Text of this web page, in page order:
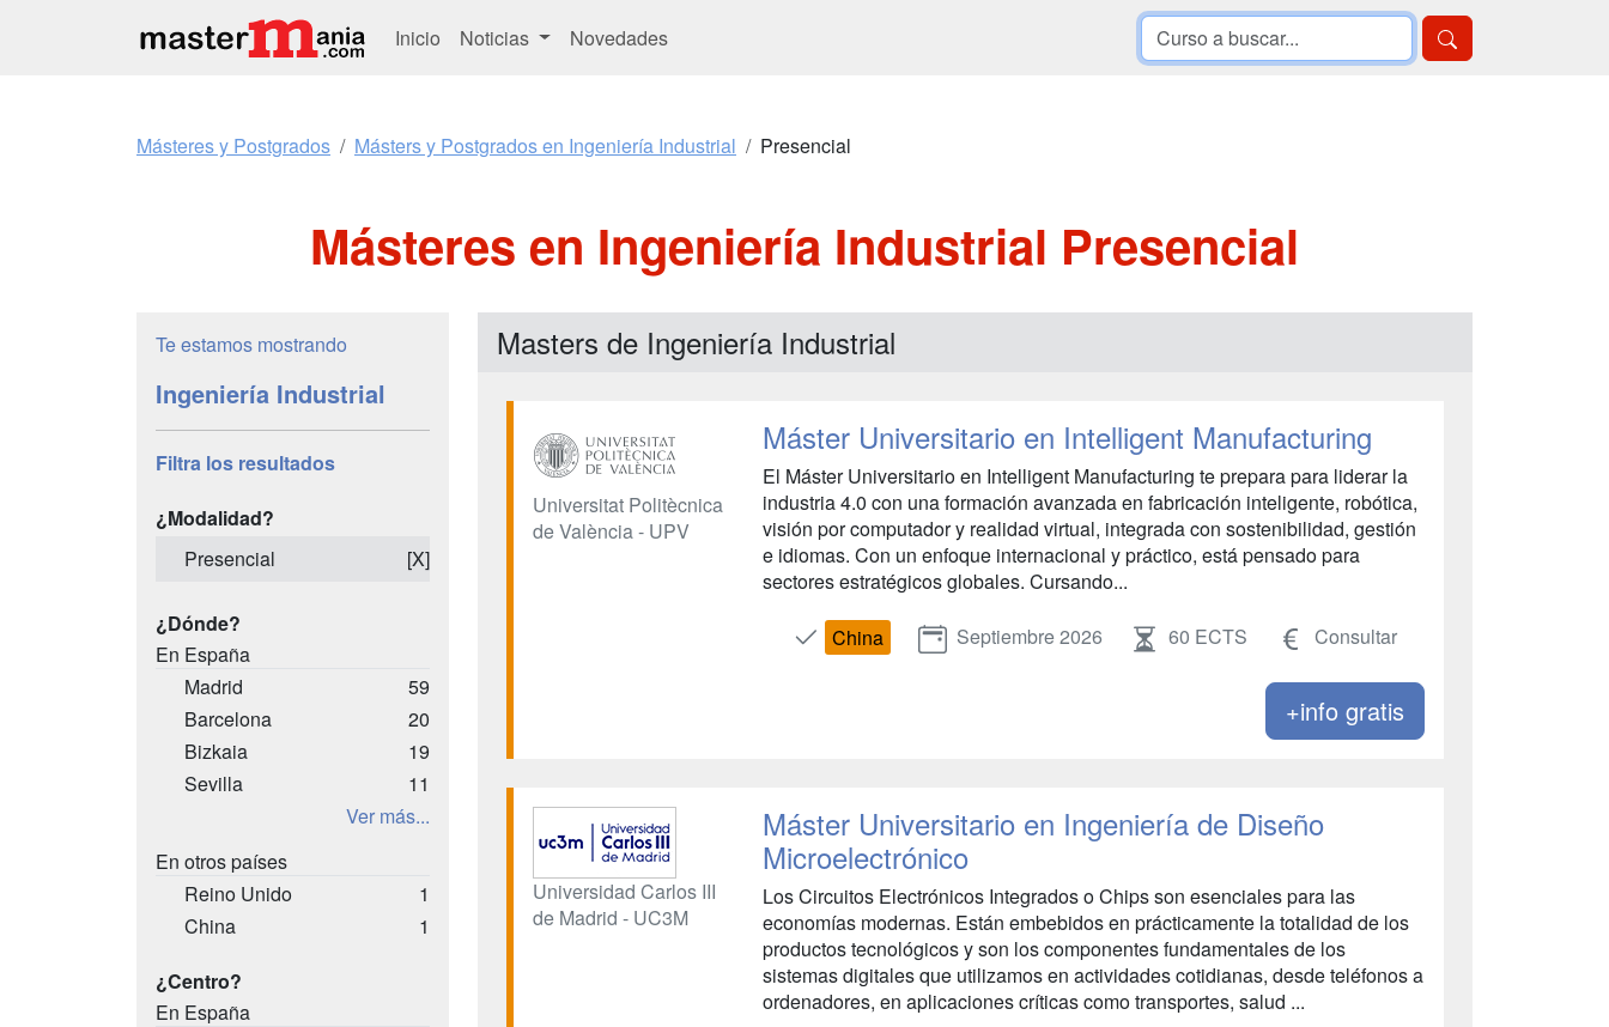
Inicio Noticias Novedades
Másteres y Postgrados Másters y Postgrados en Ingeniería Industrial Presencial
Másteres en Ingeniería Industrial Presencial
Te estamos mostrando
Ingeniería Industrial
Filtra los resultados
¿Modalidad?
Presencial
[X]
¿Dónde?
En España
Madrid
59
Barcelona
20
Bizkaia
19
Sevilla
11
Ver más...
En otros países
Reino Unido
1
China
1
¿Centro?
En España
Masters de Ingeniería Industrial
Universitat Politècnica
de València - UPV
Máster Universitario en Intelligent Manufacturing
El Máster Universitario en Intelligent Manufacturing te prepara para liderar la
industria 4.0 con una formación avanzada en fabricación inteligente, robótica,
visión por computador y realidad virtual, integrada con sostenibilidad, gestión
e idiomas. Con un enfoque internacional y práctico, está pensado para
sectores estratégicos globales. Cursando...
China Septiembre 2026 60 ECTS Consultar
+info gratis
Universidad Carlos III
de Madrid - UC3M
Máster Universitario en Ingeniería de Diseño
Microelectrónico
Los Circuitos Electrónicos Integrados o Chips son esenciales para las
economías modernas. Están embebidos en prácticamente la totalidad de los
productos tecnológicos y son los componentes fundamentales de los
sistemas digitales que utilizamos en actividades cotidianas, desde teléfonos a
ordenadores, en aplicaciones críticas como transportes, salud ...